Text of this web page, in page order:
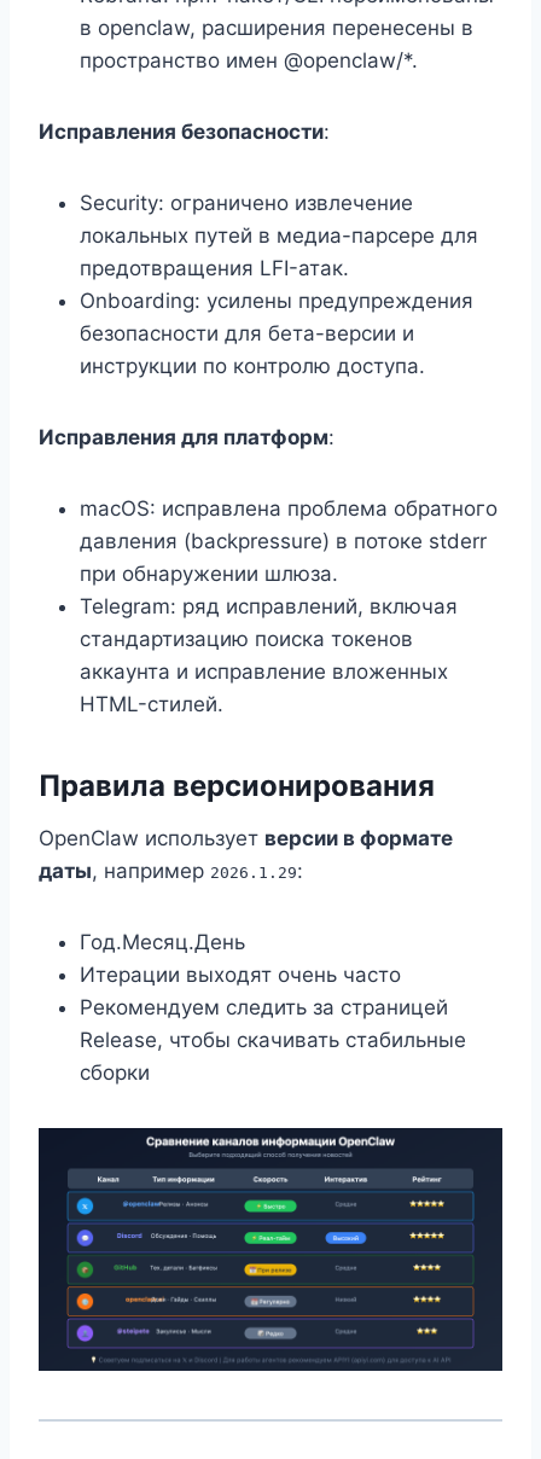
в openclaw, расширения перенесены в
пространство имен @openclaw/*.
Исправления безопасности:
Security: ограничено извлечение
локальных путей в медиа-парсере для
предотвращения LFI-атак.
Onboarding: усилены предупреждения
безопасности для бета-версии и
инструкции по контролю доступа.
Исправления для платформ:
macOS: исправлена проблема обратного
давления (backpressure) в потоке stderr
при обнаружении шлюза.
Telegram: ряд исправлений, включая
стандартизацию поиска токенов
аккаунта и исправление вложенных
HTML-стилей.
Правила версионирования
OpenClaw использует версии в формате
даты, например 2026.1.29:
Год.Месяц.День
Итерации выходят очень часто
Рекомендуем следить за страницей
Release, чтобы скачивать стабильные
сборки